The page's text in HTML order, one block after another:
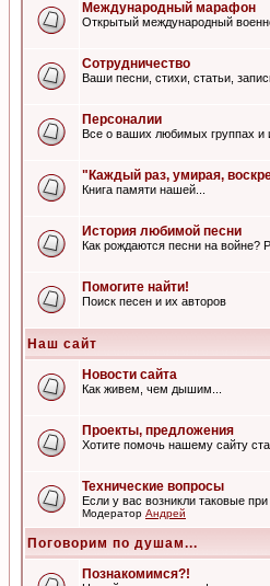
Международный марафон
Открытый международный
Сотрудничество
Ваши песни, стихи, статьи,
Персоналии
Все о ваших любимых группах и
"Каждый раз, умирая,
Книга памяти нашей...
История любимой песни
Как рождаются песни на войне?
Помогите найти!
Поиск песен и их авторов
Наш сайт
Новости сайта
Как живем, чем дышим...
Проекты, предложения
Хотите помочь нашему сайту
Технические вопросы
Если у вас возникли таковые
Модератор Андрей
Поговорим по душам...
Познакомимся?!